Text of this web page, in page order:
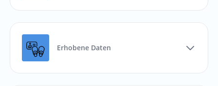
Erhobene Daten